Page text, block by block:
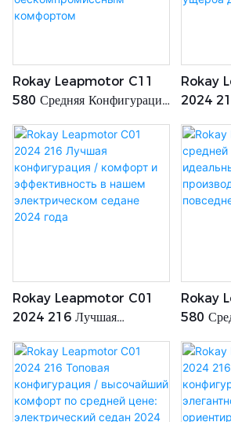
Rokay Leapmotor C11
580 Средняя Конфигурация
Чистый Электрический
Внедорожник С
Бескомпромиссным
Комфортом
Rokay
2024
Ущерба
Rokay Leapmotor C01
2024 216 Лучшая
Эффективность В Нашем
Электрическом Седане
2024 Года
Rokay
580
Баланс